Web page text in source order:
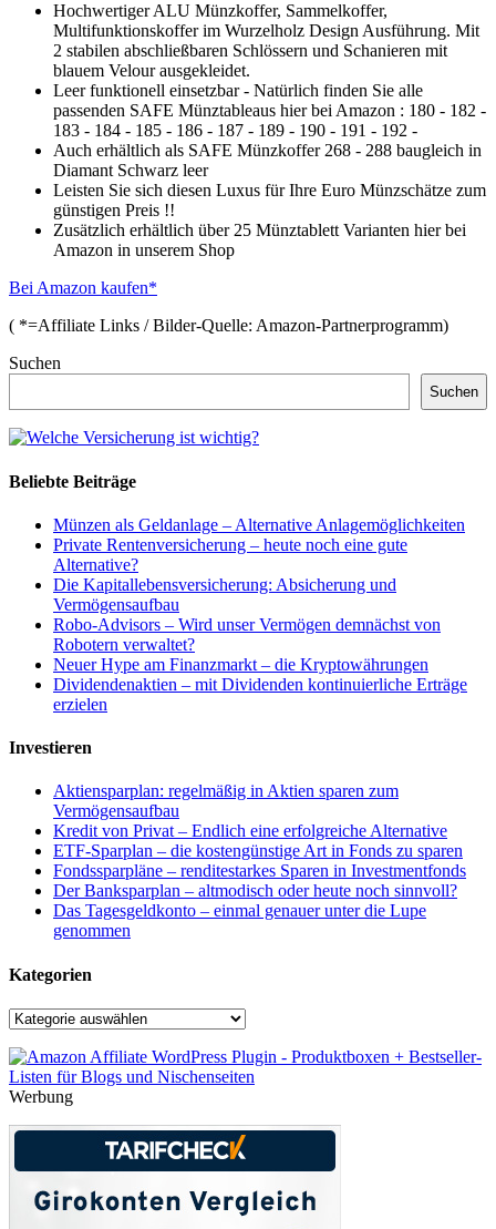
Hochwertiger ALU Münzkoffer, Sammelkoffer,
Multifunktionskoffer im Wurzelholz Design Ausführung. Mit
2 stabilen abschließbaren Schlössern und Schanieren mit
blauem Velour ausgekleidet.
Leer funktionell einsetzbar - Natürlich finden Sie alle
passenden SAFE Münztableaus hier bei Amazon : 180 - 182 -
183 - 184 - 185 - 186 - 187 - 189 - 190 - 191 - 192 -
Auch erhältlich als SAFE Münzkoffer 268 - 288 baugleich in
Diamant Schwarz leer
Leisten Sie sich diesen Luxus für Ihre Euro Münzschätze zum
günstigen Preis !!
Zusätzlich erhältlich über 25 Münztablett Varianten hier bei
Amazon in unserem Shop
Bei Amazon kaufen*
( *=Affiliate Links / Bilder-Quelle: Amazon-Partnerprogramm)
Suchen
Suchen
Beliebte Beiträge
Münzen als Geldanlage – Alternative Anlagemöglichkeiten
Private Rentenversicherung – heute noch eine gute
Alternative?
Die Kapitallebensversicherung: Absicherung und
Vermögensaufbau
Robo-Advisors – Wird unser Vermögen demnächst von
Robotern verwaltet?
Neuer Hype am Finanzmarkt – die Kryptowährungen
Dividendenaktien – mit Dividenden kontinuierliche Erträge
erzielen
Investieren
Aktiensparplan: regelmäßig in Aktien sparen zum
Vermögensaufbau
Kredit von Privat – Endlich eine erfolgreiche Alternative
ETF-Sparplan – die kostengünstige Art in Fonds zu sparen
Fondssparpläne – renditestarkes Sparen in Investmentfonds
Der Banksparplan – altmodisch oder heute noch sinnvoll?
Das Tagesgeldkonto – einmal genauer unter die Lupe
genommen
Kategorien
Kategorien
Werbung